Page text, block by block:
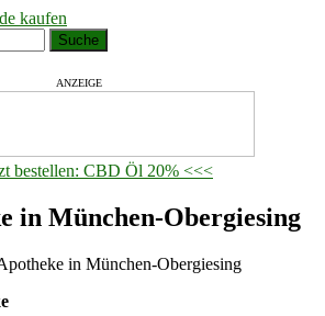
kaufen
Suche
ANZEIGE
bestellen: CBD Öl 20% <<<
in München-Obergiesing
in München-Obergiesing